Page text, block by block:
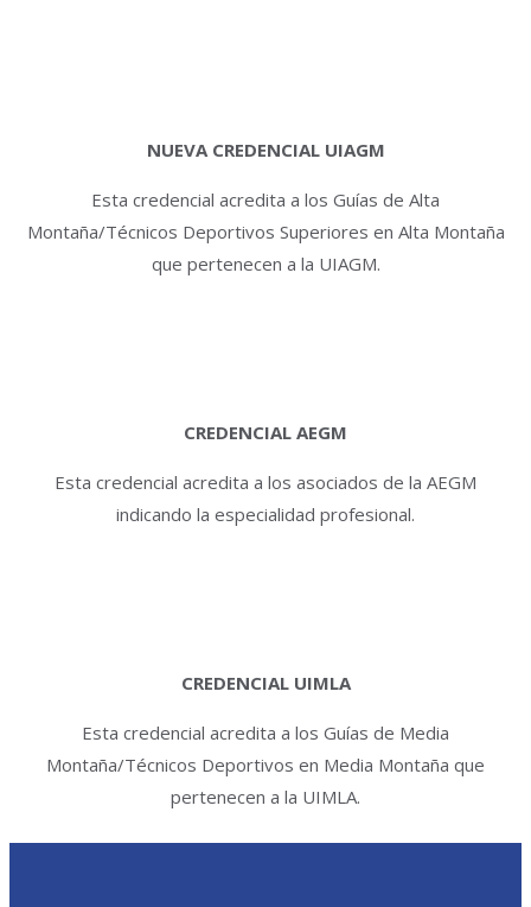
NUEVA CREDENCIAL UIAGM
Esta credencial acredita a los Guías de Alta
Montaña/Técnicos Deportivos Superiores en Alta Montaña
que pertenecen a la UIAGM.
CREDENCIAL AEGM
Esta credencial acredita a los asociados de la AEGM
indicando la especialidad profesional.
CREDENCIAL UIMLA
Esta credencial acredita a los Guías de Media
Montaña/Técnicos Deportivos en Media Montaña que
pertenecen a la UIMLA.